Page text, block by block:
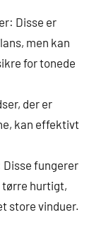
Disse er
men kan
for tonede
der er
kan effektivt
fungerer
tørre hurtigt,
store vinduer.